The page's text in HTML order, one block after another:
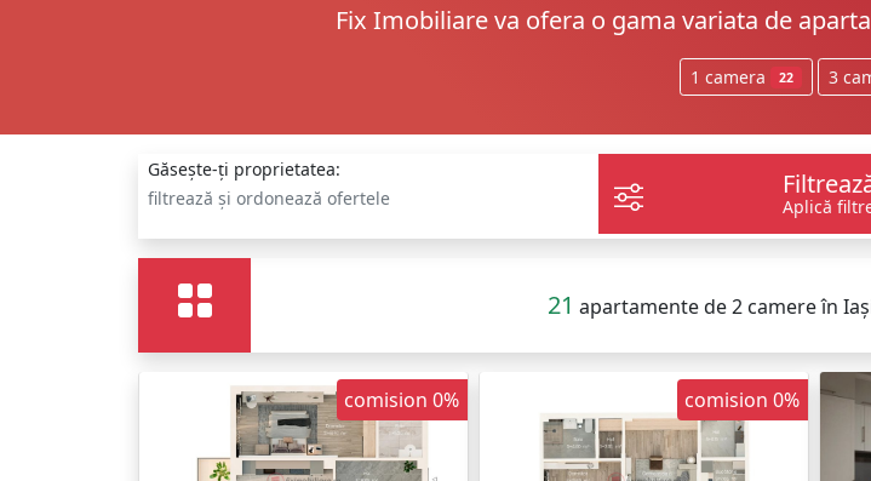
Fix Imobiliare va ofera o gama variata de
1 camera 22 3
Găsește-ți proprietatea:
filtrează și ordonează ofertele
Aplică
1 21 apartamente de 2 camere în
comision 0% comision 0%